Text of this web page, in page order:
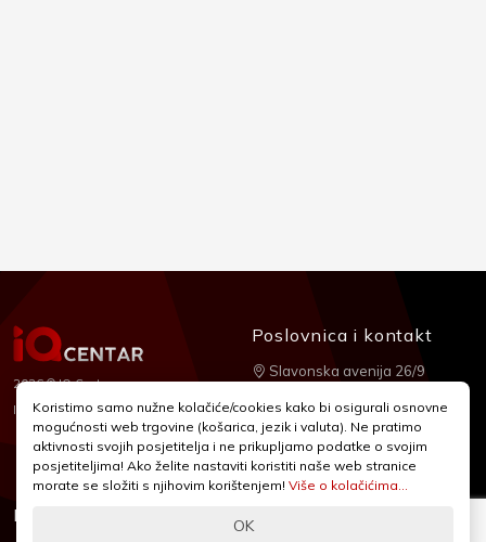
2026 © IQ Centar
Izrada:Nubilus
Informacije Podrška
Poslovnica i kontakt
Slavonska avenija 26/9
+385 1 2455 950
webshop@iqcentar.hr
Pon - Pet od 9 - 17h
Koristimo samo nužne kolačiće/cookies kako bi osigurali osnovne
mogućnosti web trgovine (košarica, jezik i valuta). Ne pratimo
aktivnosti svojih posjetitelja i ne prikupljamo podatke o svojim
posjetiteljima! Ako želite nastaviti koristiti naše web stranice
morate se složiti s njihovim korištenjem! Više o kolačićima...
OK